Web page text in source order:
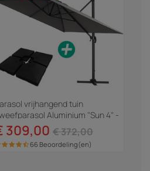
vrijhangend tuin
Aluminium "Sun 4" -
- 3 x 4 m - Grijs -...
309,00 € 372,00
66 Beoordeling(en)